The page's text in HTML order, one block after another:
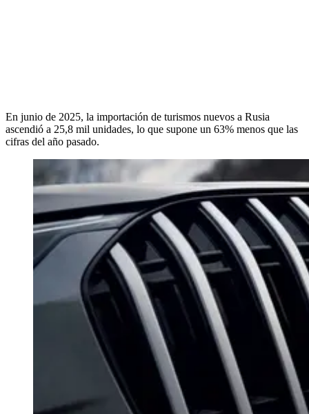
En junio de 2025, la importación de turismos nuevos a Rusia
ascendió a 25,8 mil unidades, lo que supone un 63% menos que las
cifras del año pasado.